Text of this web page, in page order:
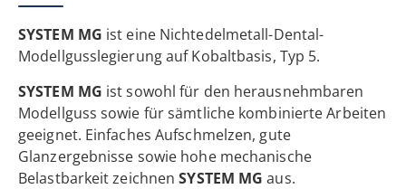
SYSTEM MG ist eine Nichtedelmetall-Dental-
Modellgusslegierung auf Kobaltbasis, Typ 5.
SYSTEM MG ist sowohl für den herausnehmbaren
Modellguss sowie für sämtliche kombinierte Arbeiten
geeignet. Einfaches Aufschmelzen, gute
Glanzergebnisse sowie hohe mechanische
Belastbarkeit zeichnenSYSTEM MG aus.